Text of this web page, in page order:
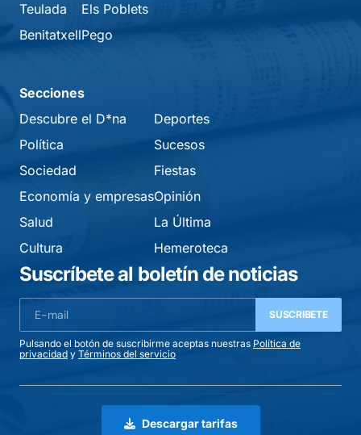
Teulada
Benitatxell
Els Poblets
Pego
Secciones
Descubre el D*na
Política
Sociedad
Economía y empresas
Salud
Cultura
Deportes
Sucesos
Fiestas
Opinión
La Última
Hemeroteca
Suscríbete al boletín de noticias
SUSCRIBETE
Pulsando el botón de suscribirme aceptas nuestras Política de
privacidad y Términos del servicio
Descargar tarifas